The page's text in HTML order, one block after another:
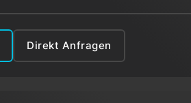
Direkt Anfragen